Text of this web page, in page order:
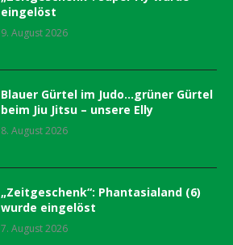
eingelöst
9. August 2026
Blauer Gürtel im Judo…grüner Gürtel
beim Jiu Jitsu – unsere Elly
8. August 2026
„Zeitgeschenk“: Phantasialand (6)
wurde eingelöst
7. August 2026